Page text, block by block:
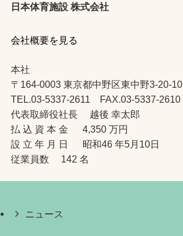
日本体育施設 株式会社
会社概要を見る
本社
〒164-0003 東京都中野区東中野3-20-10
TEL.03-5337-2611 FAX.03-5337-2610
代表取締役社長 越後 幸太郎
払 込 資 本 金 4,350 万円
設 立 年 月 日 昭和46 年5月10日
従業員数 142 名
ニュース